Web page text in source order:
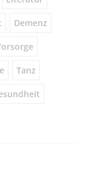
Demenz
Tanz